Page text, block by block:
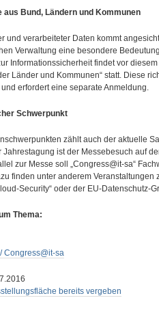
Bund, Ländern und Kommunen
und verarbeiteter Daten kommt
Verwaltung eine besondere
Informationssicherheit findet vor
Länder und Kommunen“ statt. Diese
erfordert eine separate Anmeldung.
Schwerpunkt
zählt auch der aktuelle
Jahrestagung ist der Messebesuch auf
zur Messe soll „Congress@it-sa“
finden unter anderem Veranstaltungen
Security“ oder der EU-Datenschutz-
Thema:
Congress@it-sa
bereits vergeben